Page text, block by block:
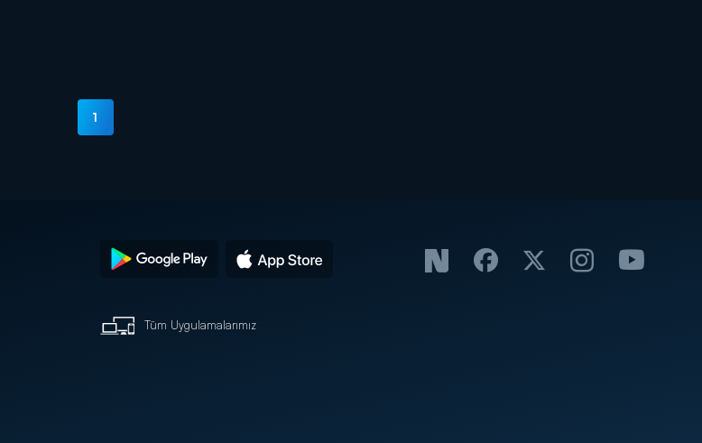
1
Tüm Uygulamalarımız